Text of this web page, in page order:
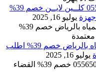
شركة تنظيف بالرياض 0556501701 كلــين لايــن خصم 39%
يوليو 16, 2025
افضل شركة كشف تسربات المياه بالرياض خصم 39% اطلب
يوليو 16, 2025